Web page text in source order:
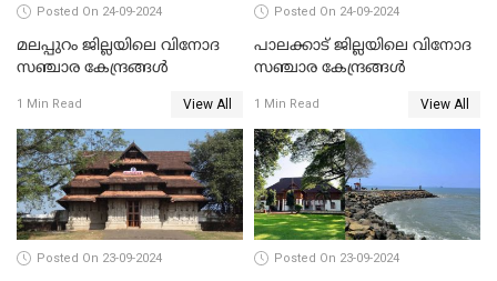
Posted On 24-09-2024
മലപ്പുറം ജില്ലയിലെ വിനോദ
സഞ്ചാര കേന്ദ്രങ്ങൾ
1 Min Read View All
Posted On 24-09-2024
പാലക്കാട് ജില്ലയിലെ വിനോദ
സഞ്ചാര കേന്ദ്രങ്ങൾ
1 Min Read View All
Posted On 23-09-2024 Posted On 23-09-2024